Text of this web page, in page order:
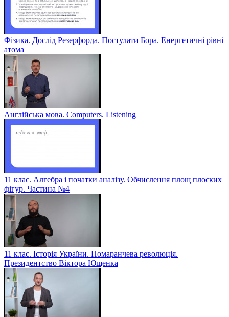
Фізика. Дослід Резерфорда. Постулати Бора. Енергетичні рівні
атома
Англійська мова. Computers. Listening
11 клас. Алгебра і початки аналізу. Обчислення площ плоских
фігур. Частина №4
11 клас. Історія України. Помаранчева революція.
Президентство Віктора Ющенка